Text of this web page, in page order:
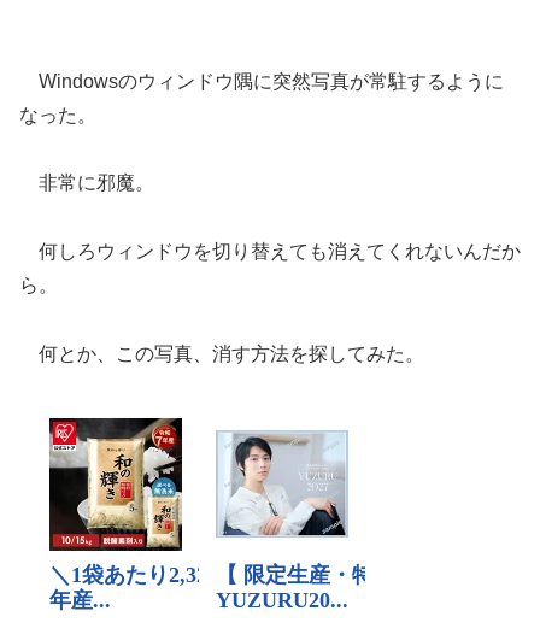
Windowsのウィンドウ隅に突然写真が常駐するように
なった。
非常に邪魔。
何しろウィンドウを切り替えても消えてくれないんだか
ら。
何とか、この写真、消す方法を探してみた。